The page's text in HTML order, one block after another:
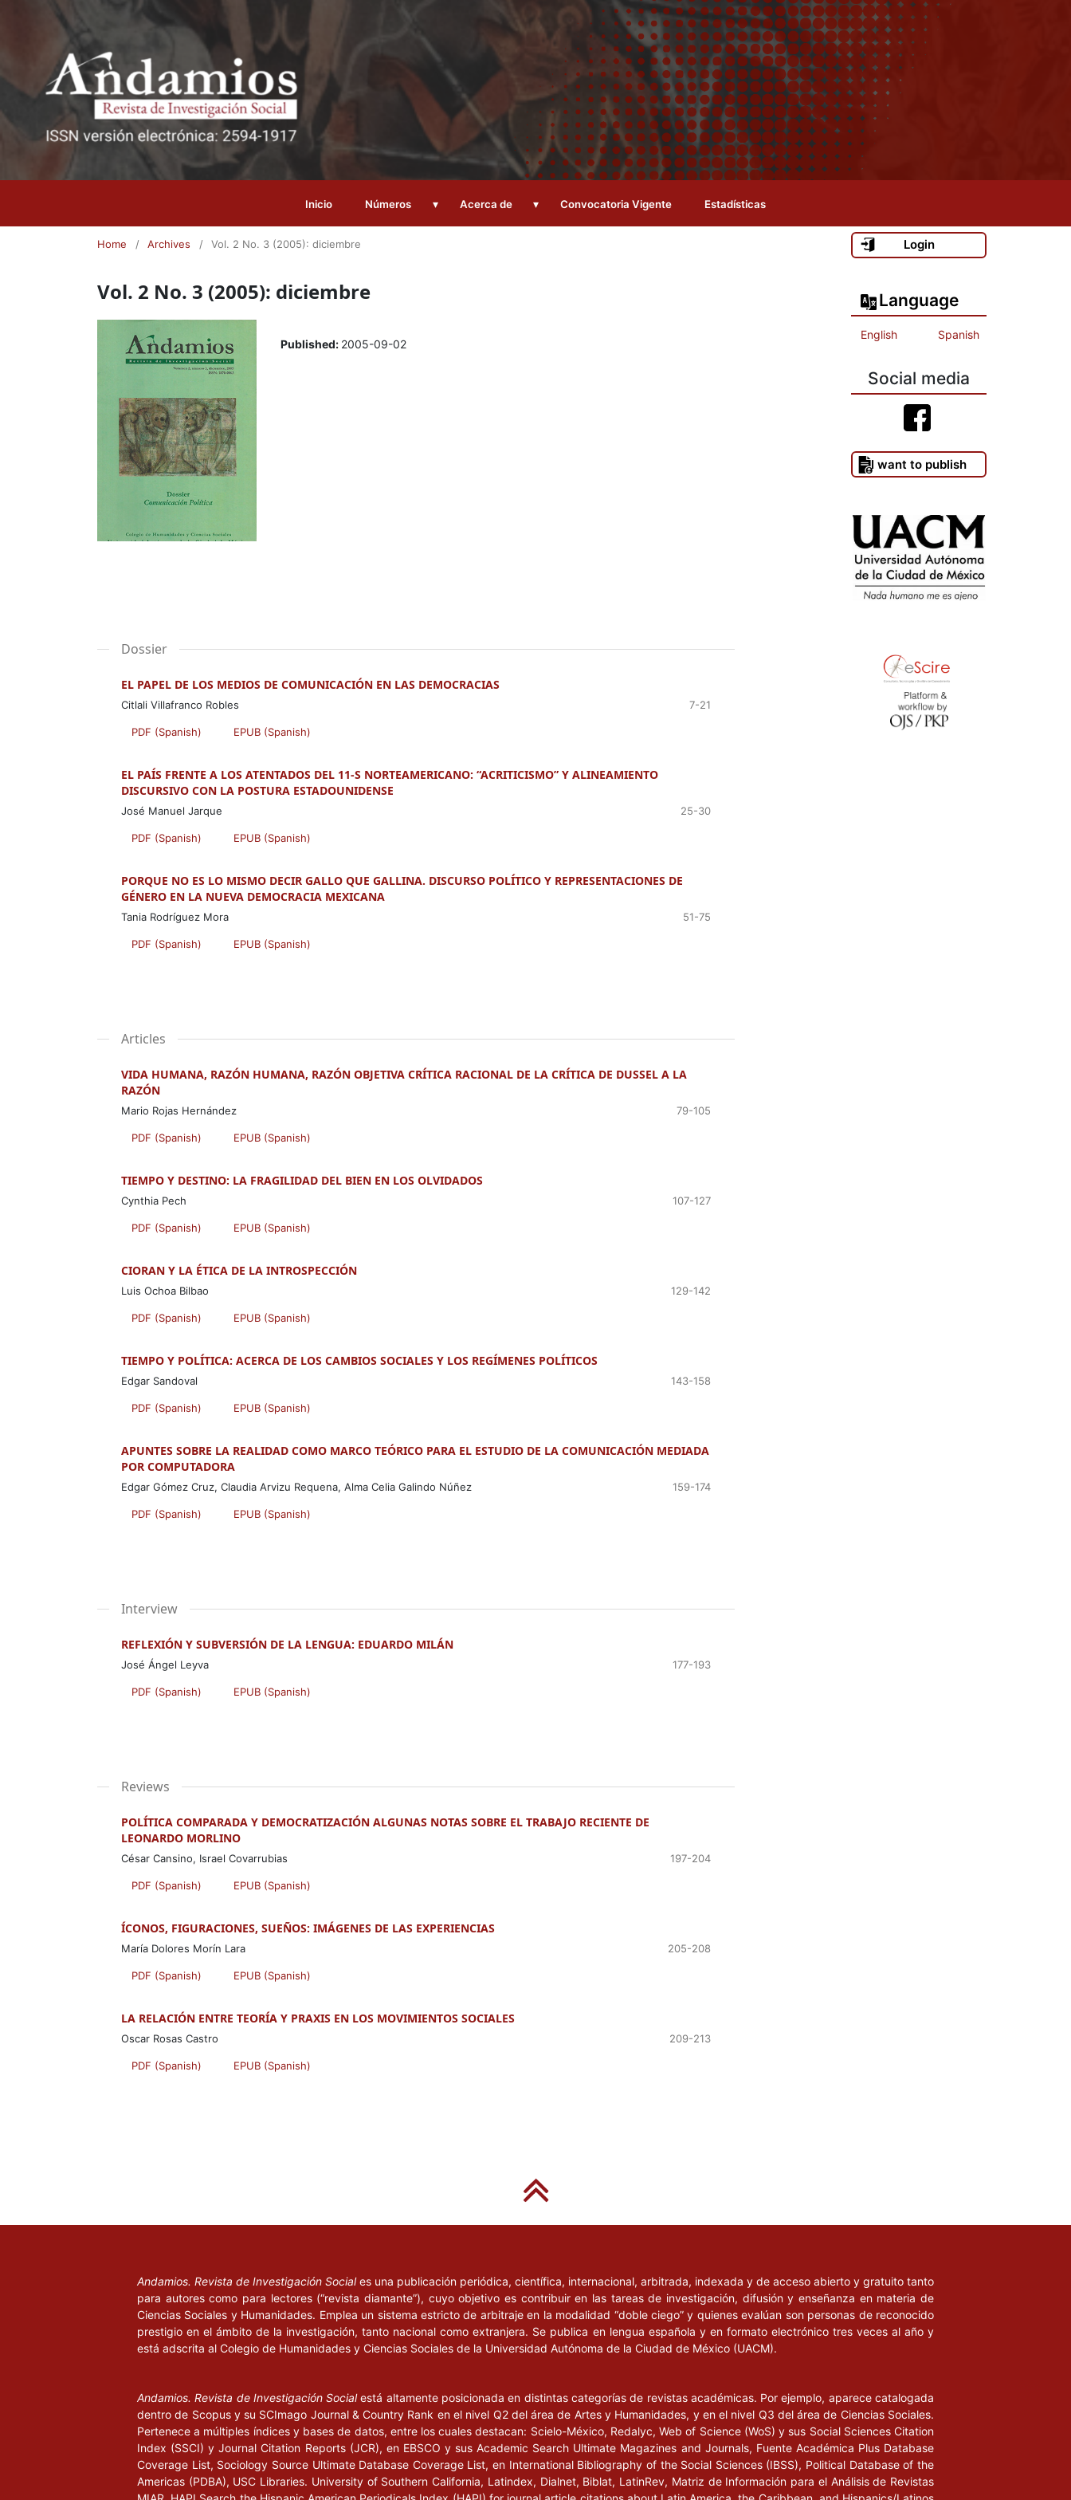
Inicio Números ▾ Acerca de ▾ Convocatoria Vigente Estadísticas
Home / Archives / Vol. 2 No. 3 (2005): diciembre
Vol. 2 No. 3 (2005): diciembre
Published: 2005-09-02
Dossier
EL PAPEL DE LOS MEDIOS DE COMUNICACIÓN EN LAS DEMOCRACIAS
Citlali Villafranco Robles 7-21
PDF (Spanish) EPUB (Spanish)
EL PAÍS FRENTE A LOS ATENTADOS DEL 11-S NORTEAMERICANO: “ACRITICISMO” Y ALINEAMIENTO
DISCURSIVO CON LA POSTURA ESTADOUNIDENSE
José Manuel Jarque 25-30
PDF (Spanish) EPUB (Spanish)
PORQUE NO ES LO MISMO DECIR GALLO QUE GALLINA. DISCURSO POLÍTICO Y REPRESENTACIONES DE
GÉNERO EN LA NUEVA DEMOCRACIA MEXICANA
Tania Rodríguez Mora 51-75
PDF (Spanish) EPUB (Spanish)
Articles
VIDA HUMANA, RAZÓN HUMANA, RAZÓN OBJETIVA CRÍTICA RACIONAL DE LA CRÍTICA DE DUSSEL A LA
RAZÓN
Mario Rojas Hernández 79-105
PDF (Spanish) EPUB (Spanish)
TIEMPO Y DESTINO: LA FRAGILIDAD DEL BIEN EN LOS OLVIDADOS
Cynthia Pech 107-127
PDF (Spanish) EPUB (Spanish)
CIORAN Y LA ÉTICA DE LA INTROSPECCIÓN
Luis Ochoa Bilbao 129-142
PDF (Spanish) EPUB (Spanish)
TIEMPO Y POLÍTICA: ACERCA DE LOS CAMBIOS SOCIALES Y LOS REGÍMENES POLÍTICOS
Edgar Sandoval 143-158
PDF (Spanish) EPUB (Spanish)
APUNTES SOBRE LA REALIDAD COMO MARCO TEÓRICO PARA EL ESTUDIO DE LA COMUNICACIÓN MEDIADA
POR COMPUTADORA
Edgar Gómez Cruz, Claudia Arvizu Requena, Alma Celia Galindo Núñez 159-174
PDF (Spanish) EPUB (Spanish)
Interview
REFLEXIÓN Y SUBVERSIÓN DE LA LENGUA: EDUARDO MILÁN
José Ángel Leyva 177-193
PDF (Spanish) EPUB (Spanish)
Reviews
POLÍTICA COMPARADA Y DEMOCRATIZACIÓN ALGUNAS NOTAS SOBRE EL TRABAJO RECIENTE DE
LEONARDO MORLINO
César Cansino, Israel Covarrubias 197-204
PDF (Spanish) EPUB (Spanish)
ÍCONOS, FIGURACIONES, SUEÑOS: IMÁGENES DE LAS EXPERIENCIAS
María Dolores Morín Lara 205-208
PDF (Spanish) EPUB (Spanish)
LA RELACIÓN ENTRE TEORÍA Y PRAXIS EN LOS MOVIMIENTOS SOCIALES
Oscar Rosas Castro 209-213
PDF (Spanish) EPUB (Spanish)
Login
Language
English Spanish
Social media
I want to publish
Andamios. Revista de Investigación Sociales una publicación periódica, científica, internacional, arbitrada, indexada y de acceso abierto y gratuito tanto
para autores como para lectores (“revista diamante”), cuyo objetivo es contribuir en las tareas de investigación, difusión y enseñanza en materia de
Ciencias Sociales y Humanidades. Emplea un sistema estricto de arbitraje en la modalidad “doble ciego” y quienes evalúan son personas de reconocido
prestigio en el ámbito de la investigación, tanto nacional como extranjera. Se publica en lengua española y en formato electrónico tres veces al año y
está adscrita al Colegio de Humanidades y Ciencias Sociales de la Universidad Autónoma de la Ciudad de México (UACM).
Andamios. Revista de Investigación Socialestá altamente posicionada en distintas categorías de revistas académicas. Por ejemplo, aparece catalogada
dentro de Scopus y su SCImago Journal & Country Rank en el nivel Q2 del área de Artes y Humanidades, y en el nivel Q3 del área de Ciencias Sociales.
Pertenece a múltiples índices y bases de datos, entre los cuales destacan: Scielo-México, Redalyc, Web of Science (WoS) y sus Social Sciences Citation
Index (SSCI) y Journal Citation Reports (JCR), en EBSCO y sus Academic Search Ultimate Magazines and Journals, Fuente Académica Plus Database
Coverage List, Sociology Source Ultimate Database Coverage List, en International Bibliography of the Social Sciences (IBSS), Political Database of the
Americas (PDBA), USC Libraries. University of Southern California, Latindex, Dialnet, Biblat, LatinRev, Matriz de Información para el Análisis de Revistas